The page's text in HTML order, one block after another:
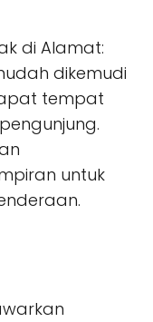
di Alamat:
dikemudi
tempat
untuk